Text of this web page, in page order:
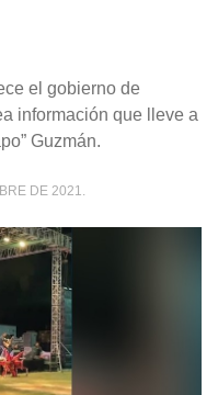
el gobierno de
información que lleve a
Guzmán.
DE 2021.